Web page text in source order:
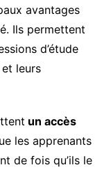
avantages
Ils permettent
d’étude
leurs
un accès
les apprenants
de fois qu’ils le